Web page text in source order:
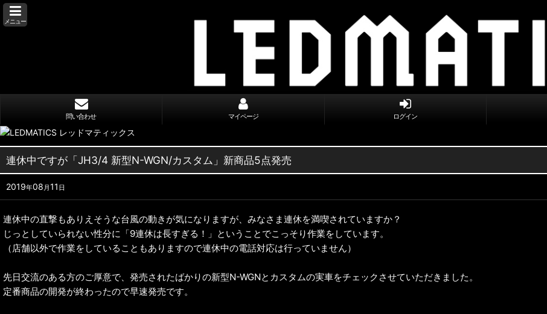
メニュー
問い合わせ マイページ ログイン
連休中ですが「JH3/4 新型N-WGN/カスタム」新商品5点発売
2019年08 月 11 日
連休中の直撃もありえそうな台風の動きが気になりますが、みなさま連休を満喫されていますか？
じっとしていられない性分に「9連休は長すぎる！」ということでこっそり作業をしています。
（店舗以外で作業をしていることもありますので連休中の電話対応は行っていません）
先日交流のある方のご厚意で、発売されたばかりの新型N-WGNとカスタムの実車をチェックさせていただきました。
定番商品の開発が終わったので早速発売です。